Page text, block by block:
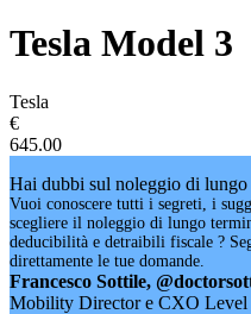
Tesla Model 3
Tesla
€
645.00
Hai dubbi sul noleggio di lungo
Vuoi conoscere tutti i segreti, i
scegliere il noleggio di lungo
deducibilità e detraibili fiscale ?
direttamente le tue domande.
Francesco Sottile,
Mobility Director e CXO Level